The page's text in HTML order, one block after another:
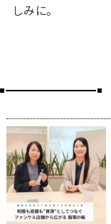
しみに。